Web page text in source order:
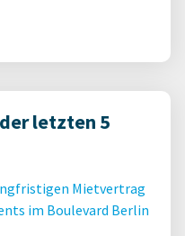
letzten 5
Mietvertrag
im Boulevard Berlin